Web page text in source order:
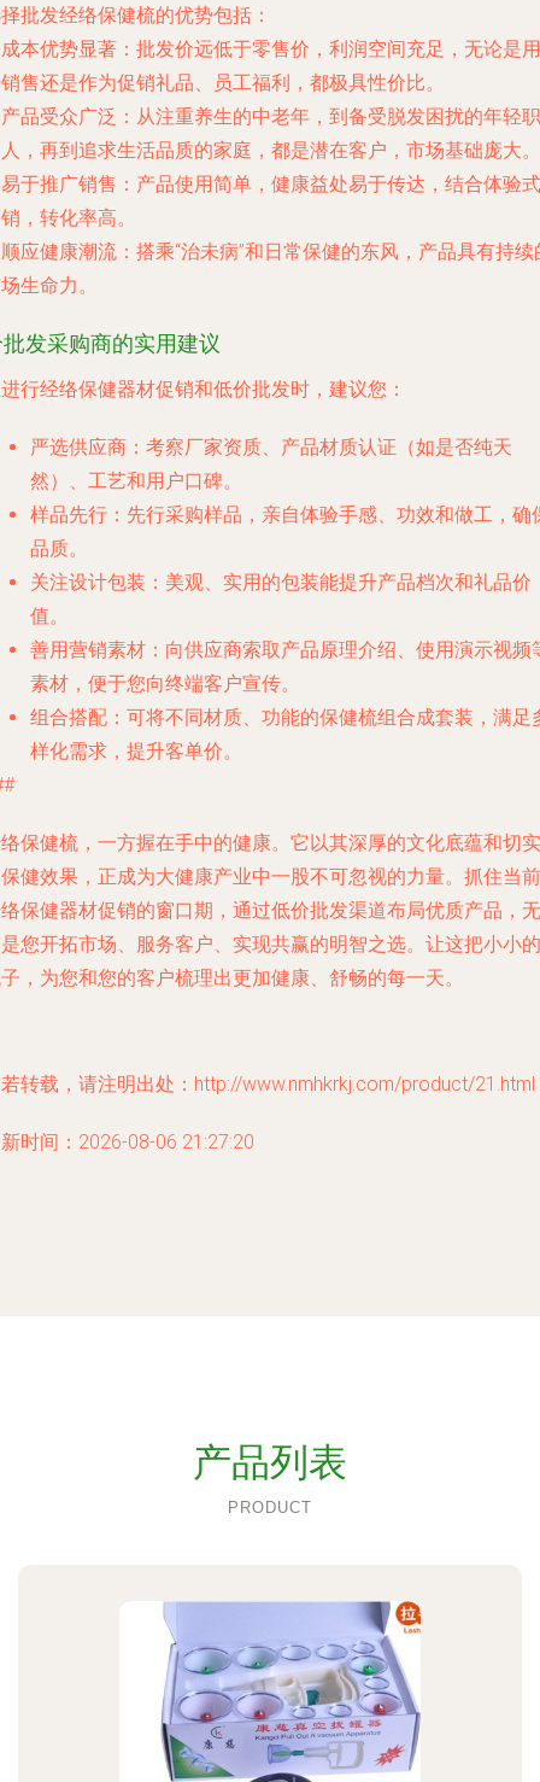
批发经络保健梳的优势包括：
成本优势显著 ：批发价远低于零售价，利润空间充足，无论是用
售还是作为促销礼品、员工福利，都极具性价比。
产品受众广泛 ：从注重养生的中老年，到备受脱发困扰的年轻职
，再到追求生活品质的家庭，都是潜在客户，市场基础庞大。
易于推广销售 ：产品使用简单，健康益处易于传达，结合体验式
，转化率高。
顺应健康潮流 ：搭乘“治未病”和日常保健的东风，产品具有持续
生命力。
发采购商的实用建议
行经络保健器材促销和低价批发时，建议您：
严选供应商 ：考察厂家资质、产品材质认证（如是否纯天
然）、工艺和用户口碑。
样品先行 ：先行采购样品，亲自体验手感、功效和做工，确
品质。
关注设计包装 ：美观、实用的包装能提升产品档次和礼品价
值。
善用营销素材 ：向供应商索取产品原理介绍、使用演示视频
素材，便于您向终端客户宣传。
组合搭配 ：可将不同材质、功能的保健梳组合成套装，满足
样化需求，提升客单价。
保健梳，一方握在手中的健康。它以其深厚的文化底蕴和切实
健效果，正成为大健康产业中一股不可忽视的力量。抓住当前
保健器材促销的窗口期，通过低价批发渠道布局优质产品，无
您开拓市场、服务客户、实现共赢的明智之选。让这把小小的
，为您和您的客户梳理出更加健康、舒畅的每一天。
转载，请注明出处：http://www.nmhkrkj.com/product/21.html
时间：2026-08-06 21:27:20
产品列表
PRODUCT